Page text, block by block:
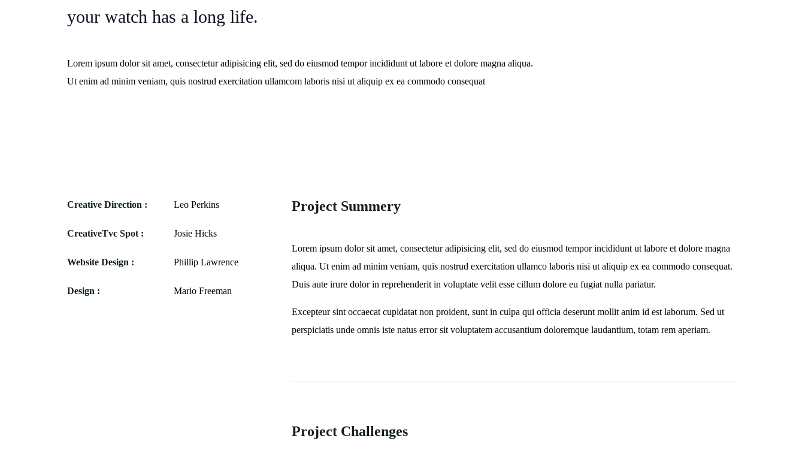
your watch has a long life.
Lorem ipsum dolor sit amet, consectetur adipisicing elit, sed do eiusmod tempor incididunt ut labore et dolore magna aliqua.
Ut enim ad minim veniam, quis nostrud exercitation ullamcom laboris nisi ut aliquip ex ea commodo consequat
Creative Direction :
CreativeTvc Spot :
Website Design :
Design :
Leo Perkins
Josie Hicks
Phillip Lawrence
Mario Freeman
Project Summery
Lorem ipsum dolor sit amet, consectetur adipisicing elit, sed do eiusmod tempor incididunt ut labore et dolore magna
aliqua. Ut enim ad minim veniam, quis nostrud exercitation ullamco laboris nisi ut aliquip ex ea commodo consequat.
Duis aute irure dolor in reprehenderit in voluptate velit esse cillum dolore eu fugiat nulla pariatur.
Excepteur sint occaecat cupidatat non proident, sunt in culpa qui officia deserunt mollit anim id est laborum. Sed ut
perspiciatis unde omnis iste natus error sit voluptatem accusantium doloremque laudantium, totam rem aperiam.
Project Challenges